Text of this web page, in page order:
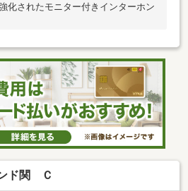
化されたモニター付きインターホン
ド関 Ｃ